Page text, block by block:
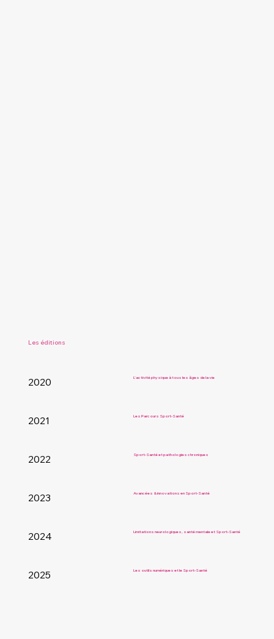
Les éditions
2020 L’activité physique à tous les âges de la vie
2021 Les Parcours Sport-Santé
2022 Sport-Santé et pathologies chroniques
2023 Avancées & innovations en Sport-Santé
2024 Limitations neurologiques, santé mentale et Sport-Santé
2025 Les outils numériques et le Sport-Santé